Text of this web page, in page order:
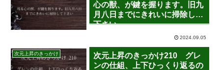
心の獣、が鍵を握ります。旧九
月八日までにきれいに掃除して
下さい
2024.09.05
次元上昇のきっかけ
次元上昇のきっかけ210 グレ
ンの仕組、上下ひっくり返るの